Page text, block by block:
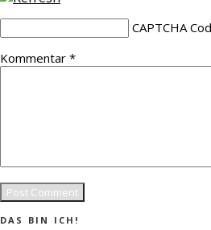
CAPTCHA
Kommentar *
DAS BIN ICH!